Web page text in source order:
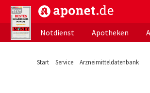
aponet.de - Das offizielle
Notdienst
Apotheken
Start Service Arzneimitteldatenbank